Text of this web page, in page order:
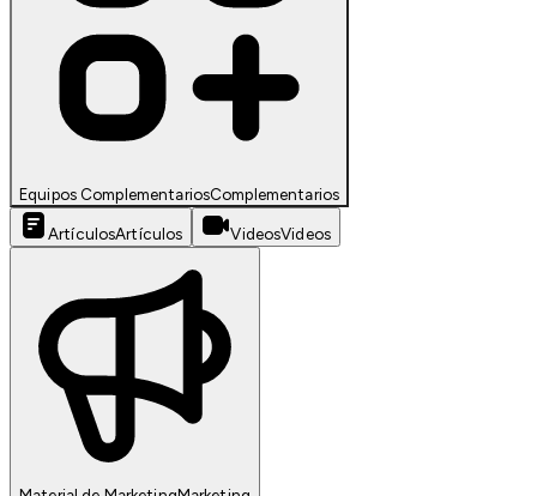
Equipos ComplementariosComplementarios
ArtículosArtículos VideosVideos